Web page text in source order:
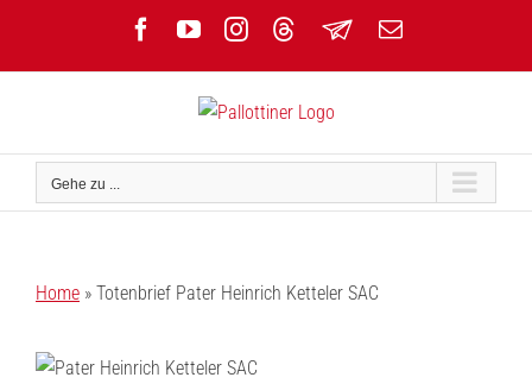
Facebook
YouTubeInstagram
Threads
Newsletter
E-
Gehe zu ...
Home » Totenbrief Pater Heinrich Ketteler SAC